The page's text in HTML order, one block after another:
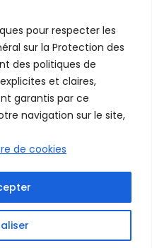
pour respecter les
sur la Protection des
des politiques de
et claires,
garantis par ce
navigation sur le site,
de cookies
(Bloc C)
Annuaire:
parAMEC –